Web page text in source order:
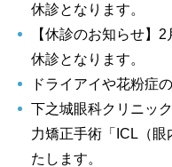
休診となります。
【休診のお知らせ】
休診となります。
ドライアイや花粉症
下之城眼科クリニッ
力矯正手術「ICL（
たします。